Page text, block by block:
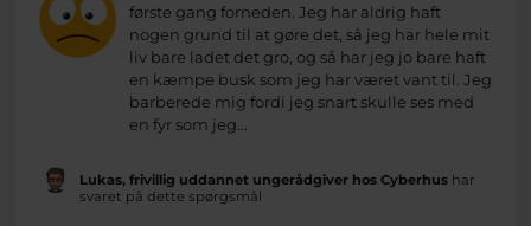
første gang forneden. Jeg har aldrig haft
nogen grund til at gøre det, så jeg har hele mit
liv bare ladet det gro, og så har jeg jo bare haft
en kæmpe busk som jeg har været vant til. Jeg
barberede mig fordi jeg snart skulle ses med
en fyr som jeg...
Lukas, frivillig uddannet ungerådgiver hos Cyberhushar
svaret på dette spørgsmål